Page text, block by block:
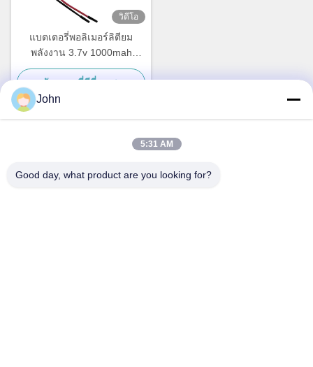
วิดีโอ
แบตเตอรี่พอลิเมอร์ลิตียม
พลังงาน 3.7v 1000mah
แบตเตอรี่ LiPo 703048
รับราคาที่ดีที่สุด
John
5:31 AM
Good day, what product are you looking for?